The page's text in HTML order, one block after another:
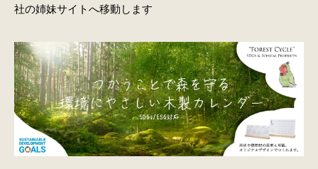
社の姉妹サイトへ移動します